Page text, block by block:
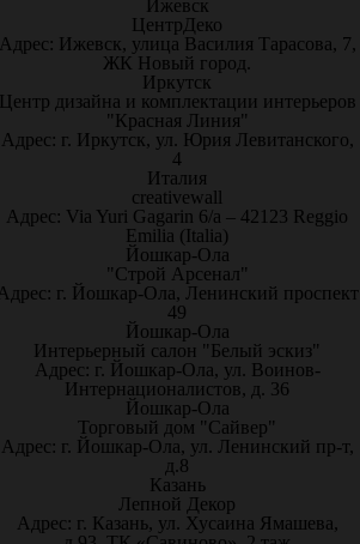
Ижевск
ЦентрДеко
Ижевск, улица Василия Тарасова, 7,
ЖК Новый город.
Иркутск
дизайна и комплектации интерьеров
"Красная Линия"
Адрес: г. Иркутск, ул. Юрия Левитанского,
4
Италия
creativewall
Адрес: Via Yuri Gagarin 6/a – 42123 Reggio
Emilia (Italia)
Йошкар-Ола
"Строй Арсенал"
г. Йошкар-Ола, Ленинский проспект
49
Йошкар-Ола
Интерьерный салон "Белый эскиз"
Адрес: г. Йошкар-Ола, ул. Воинов-
Интернационалистов, д. 36
Йошкар-Ола
Торговый дом "Сайвер"
Адрес: г. Йошкар-Ола, ул. Ленинский пр-т,
д.8
Казань
Лепной Декор
Адрес: г. Казань, ул. Хусаина Ямашева,